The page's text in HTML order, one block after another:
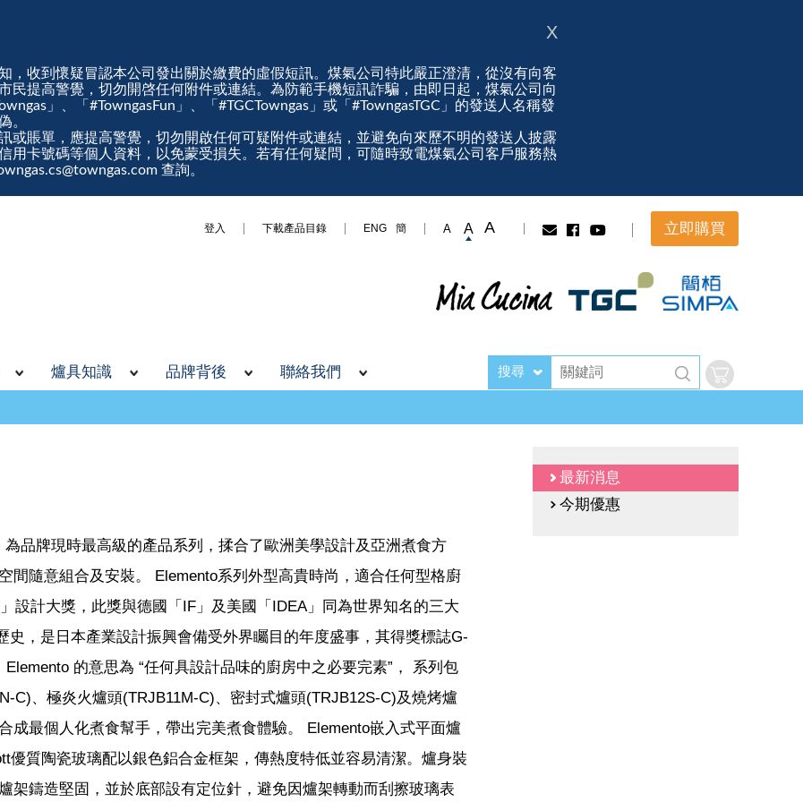
，收到懷疑冒認本公司發出關於繳費的虛假短訊。煤氣公司特此嚴正澄清，從沒有向客
民提高警覺，切勿開啓任何附件或連結。為防範手機短訊詐騙，由即日起，煤氣公司向
」、「#TowngasFun」、「#TGCTowngas」或「#TowngasTGC」的發送人名稱發
。
或賬單，應提高警覺，切勿開啟任何可疑附件或連結，並避免向來歷不明的發送人披露
用卡號碼等個人資料，以免蒙受損失。若有任何疑問，可隨時致電煤氣公司客戶服務熱
查詢。
X
登入 下載產品目錄 ENG 簡 A A A 立即購買
爐具知識 品牌背後 聯絡我們 搜尋
品牌現時最高級的產品系列，揉合了歐洲美學設計及亞洲煮食方
間隨意組合及安裝。 Elemento系列外型高貴時尚，適合任何型格廚
設計大獎，此獎與德國「IF」及美國「IDEA」同為世界知名的三大
史，是日本產業設計振興會備受外界矚目的年度盛事，其得獎標誌G-
的意思為 “任何具設計品味的廚房中之必要完素”， 系列包
C)、極炎火爐頭(TRJB11M-C)、密封式爐頭(TRJB12S-C)及燒烤爐
成最個人化煮食幫手，帶出完美煮食體驗。 Elemento嵌入式平面爐
優質陶瓷玻璃配以銀色鋁合金框架，傳熱度特低並容易清潔。爐身裝
架鑄造堅固，並於底部設有定位針，避免因爐架轉動而刮擦玻璃表
最新消息
今期優惠